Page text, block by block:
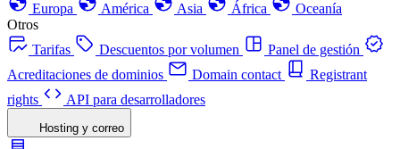
Europa
América Asia África
Oceanía
Otros
Tarifas
Descuentos por volumen
Panel de gestión
Acreditaciones de dominios
Domain contact
Registrant
rights
API para desarrolladores
Hosting y correo